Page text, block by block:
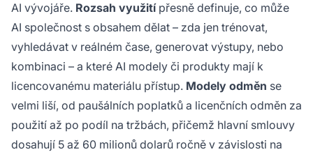
AI vývojáře. Rozsah využitípřesně definuje, co může
AI společnost s obsahem dělat – zda jen trénovat,
vyhledávat v reálném čase, generovat výstupy, nebo
kombinaci – a které AI modely či produkty mají k
licencovanému materiálu přístup. Modely odměn se
velmi liší, od paušálních poplatků a licenčních odměn za
použití až po podíl na tržbách, přičemž hlavní smlouvy
dosahují 5 až 60 milionů dolarů ročně v závislosti na